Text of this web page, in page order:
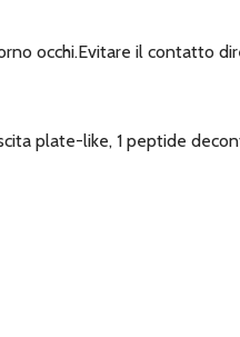
occhi.Evitare il contatto
plate-like, 1 peptide